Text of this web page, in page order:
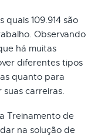
109.914 são
Observando
há muitas
diferentes tipos
quanto para
suas carreiras.
Treinamento de
na solução de